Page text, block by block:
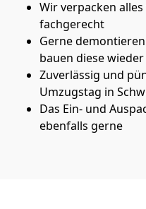
Wir verpacken
fachgerecht
Gerne
bauen diese
Zuverlässig und
Umzugstag in
Das Ein- und
ebenfalls gerne